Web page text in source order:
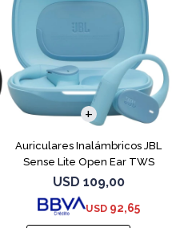
Auriculares Inalámbricos JBL
Sense Lite Open Ear TWS
Azul
USD 109,00
USD 92,65